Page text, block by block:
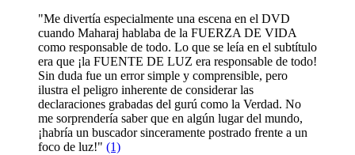
"Me divertía especialmente una escena en el DVD
cuando Maharaj hablaba de la FUERZA DE VIDA
como responsable de todo. Lo que se leía en el subtítulo
era que ¡la FUENTE DE LUZ era responsable de todo!
Sin duda fue un error simple y comprensible, pero
ilustra el peligro inherente de considerar las
declaraciones grabadas del gurú como la Verdad. No
me sorprendería saber que en algún lugar del mundo,
¡habría un buscador sinceramente postrado frente a un
foco de luz!" (1)